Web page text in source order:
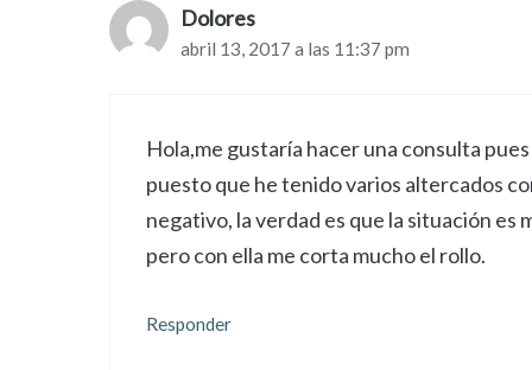
Dolores
abril 13, 2017 a las 11:37 pm
Hola,me gustaría hacer una consulta
puesto que he tenido varios altercados
negativo, la verdad es que la situación
pero con ella me corta mucho el rollo.
Responder